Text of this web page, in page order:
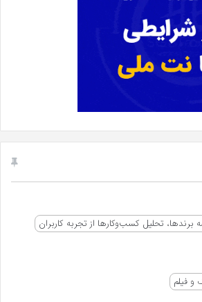
تحلیل کسب‌وکارها از تجربه کاربران
و فیلم